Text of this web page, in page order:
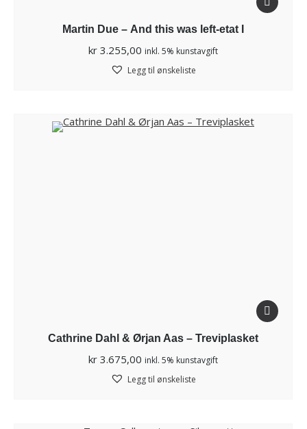
Martin Due – And this was left-etat I
kr 3.255,00 inkl. 5% kunstavgift
Legg til ønskeliste
Cathrine Dahl & Ørjan Aas – Treviplasket
kr 3.675,00 inkl. 5% kunstavgift
Legg til ønskeliste